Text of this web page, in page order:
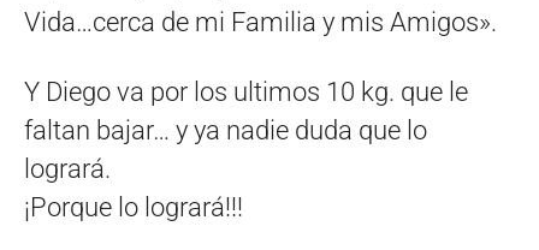
Vida…cerca de mi Familia y mis Amigos».
Y Diego va por los ultimos 10 kg. que le
faltan bajar… y ya nadie duda que lo
logrará.
¡Porque lo logrará!!!